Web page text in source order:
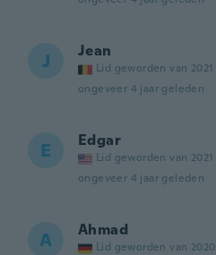
J Jean
Lid geworden van 2021
ongeveer 4 jaar geleden
E Edgar
Lid geworden van 2021
ongeveer 4 jaar geleden
A Ahmad
Lid geworden van 2020